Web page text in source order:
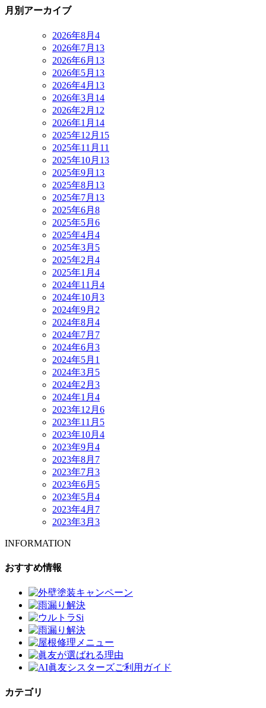
月別アーカイブ
2026年8月 4
2026年7月 13
2026年6月 13
2026年5月 13
2026年4月 13
2026年3月 14
2026年2月 12
2026年1月 14
2025年12月 15
2025年11月 11
2025年10月 13
2025年9月 13
2025年8月 13
2025年7月 13
2025年6月 8
2025年5月 6
2025年4月 4
2025年3月 5
2025年2月 4
2025年1月 4
2024年11月 4
2024年10月 3
2024年9月 2
2024年8月 4
2024年7月 7
2024年6月 3
2024年5月 1
2024年3月 5
2024年2月 3
2024年1月 4
2023年12月 6
2023年11月 5
2023年10月 4
2023年9月 4
2023年8月 7
2023年7月 3
2023年6月 5
2023年5月 4
2023年4月 7
2023年3月 3
INFORMATION
おすすめ情報
カテゴリ